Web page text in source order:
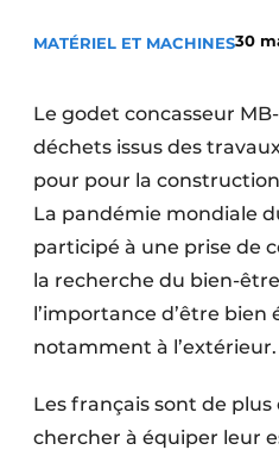
Video’s
Construction bois
Contrôle d’accès
Éclairage
Fondations
MATÉRIEL ET MACHINES30
Le godet concasseur
déchets issus des
pour pour la
La pandémie mondiale
participé à une prise de
la recherche du bien-
l’importance d’être bien
notamment à l’extérieur.
Les français sont de
chercher à équiper leur